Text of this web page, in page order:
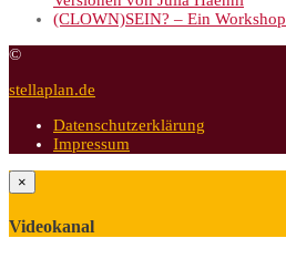
(CLOWN)SEIN? – Ein Workshop
©
stellaplan.de
Datenschutzerklärung
Impressum
×
Videokanal